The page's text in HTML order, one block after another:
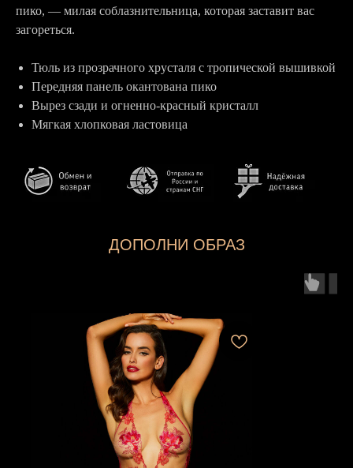
пико, — милая соблазнительница, которая заставит вас
загореться.
Тюль из прозрачного хрусталя с тропической вышивкой
Передняя панель окантована пико
Вырез сзади и огненно-красный кристалл
Мягкая хлопковая ластовица
ДОПОЛНИ ОБРАЗ